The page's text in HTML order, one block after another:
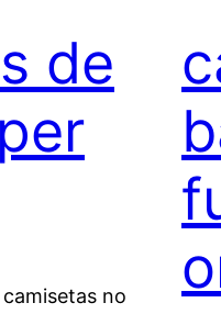
de
no